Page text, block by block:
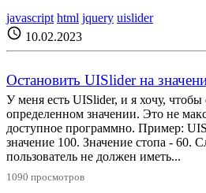
javascript html jquery uislider
schedule 10.02.2023
Остановить UISlider на
У меня есть UISlider, и я хочу, чтобы
определенном значении. Это не
доступное программно. Пример:
значение 100. Значение стопа - 60.
пользователь не должен иметь...
1090 просмотров